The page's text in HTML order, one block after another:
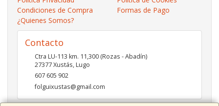
Condiciones de Compra
Formas de Pago
¿Quienes Somos?
Contacto
Ctra LU-113 km. 11,300 (Rozas - Abadín)
27377Xustás,Lugo
607 605 902
folguixustas@gmail.com